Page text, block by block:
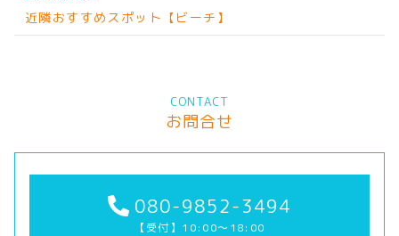
近隣おすすめスポット【ビーチ】
CONTACT
お問合せ
080-9852-3494
【受付】10:00～18:00